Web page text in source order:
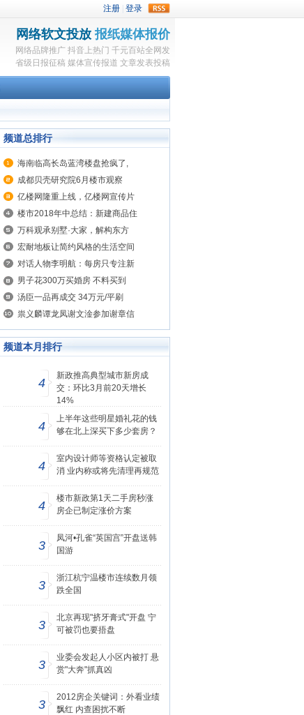
网络软文投放 报纸媒体报价
网络品牌推广 抖音上热门 千元百站全网发
省级日报征稿 媒体宣传报道 文章发表投稿
频道总排行
海南临高长岛蓝湾楼盘抢疯了,
成都贝壳研究院6月楼市观察
亿楼网隆重上线，亿楼网宣传片
楼市2018年中总结：新建商品住
万科观承别墅·大家，解构东方
宏耐地板让简约风格的生活空间
对话人物李明航：每房只专注新
男子花300万买婚房 不料买到
汤臣一品再成交 34万元/平刷
祟义麟谭龙凤谢文淦参加谢章信
频道本月排行
4
新政推高典型城市新房成
交：环比3月前20天增长
14%
4
上半年这些明星婚礼花的钱
够在北上深买下多少套房？
4
室内设计师等资格认定被取
消 业内称或将先清理再规范
4
楼市新政第1天二手房秒涨
房企已制定涨价方案
3
凤河•孔雀“英国宫”开盘送韩
国游
3
浙江杭宁温楼市连续数月领
跌全国
3
北京再现"挤牙膏式"开盘 宁
可被罚也要捂盘
3
业委会发起人小区内被打 悬
赏"大奔"抓真凶
3
2012房企关键词：外看业绩
飘红 内查困扰不断